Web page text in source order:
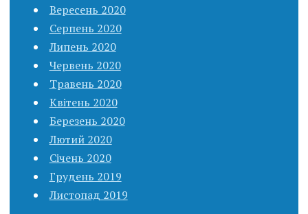
Вересень 2020
Серпень 2020
Липень 2020
Червень 2020
Травень 2020
Квітень 2020
Березень 2020
Лютий 2020
Січень 2020
Грудень 2019
Листопад 2019